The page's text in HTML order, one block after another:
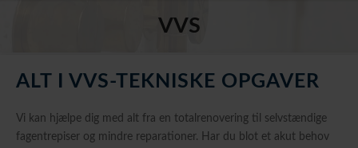
VVS
ALT I VVS-TEKNISKE OPGAVER
Vi kan hjælpe dig med alt fra en totalrenovering til selvstændige
fagentrepiser og mindre reparationer. Har du blot et akut behov